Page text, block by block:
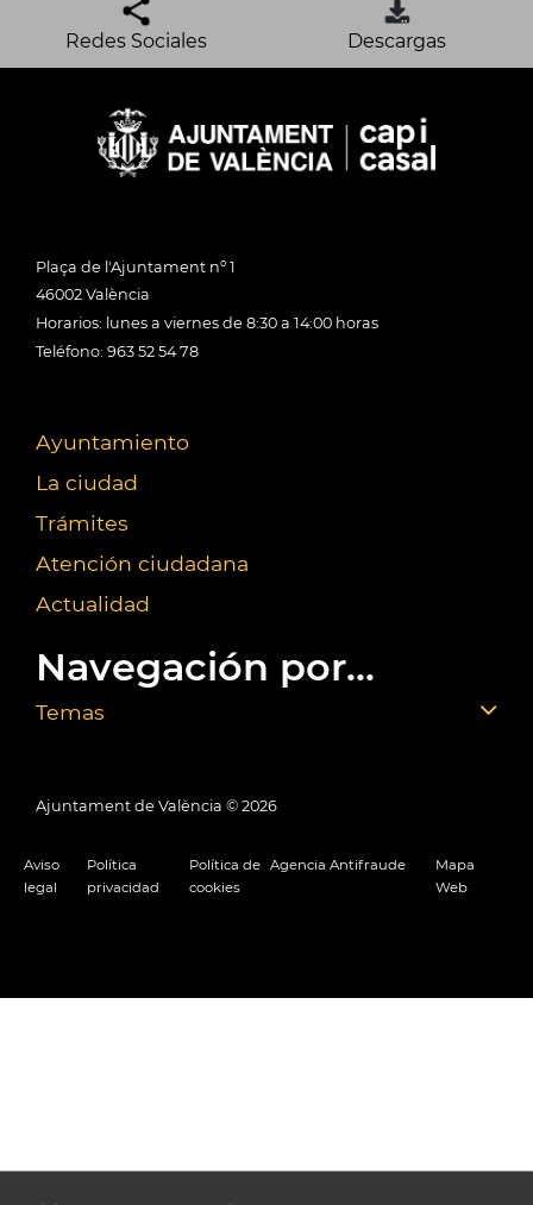
Redes Sociales Descargas
Plaça de l'Ajuntament nº 1
46002 València
Horarios: lunes a viernes de 8:30 a 14:00 horas
Teléfono: 963 52 54 78
Ayuntamiento
La ciudad
Trámites
Atención ciudadana
Actualidad
Navegación por...
Temas
Ajuntament de València © 2026
Aviso
legal
Política
privacidad
Política de
cookies
Agencia Antifraude
Mapa
Web